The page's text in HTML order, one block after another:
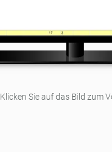
Klicken Sie auf das Bild zum